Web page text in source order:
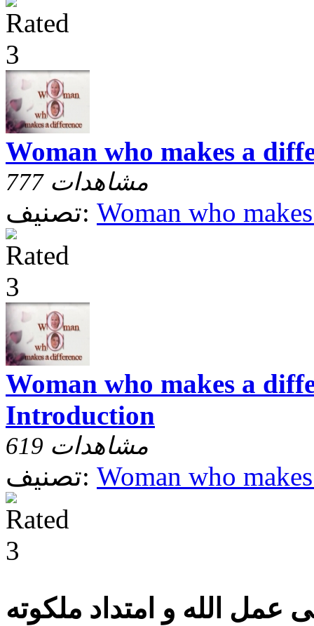
Woman who makes a
777 مشاهدات
تصنيف: Woman who
Woman who makes a
Introduction
619 مشاهدات
تصنيف: Woman who
عمل الله و امتداد ملكوته